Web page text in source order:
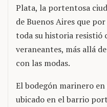
Plata, la portentosa
de Buenos Aires que
toda su historia resistió
veraneantes, más allá
con las modas.
El bodegón marinero
ubicado en el barrio